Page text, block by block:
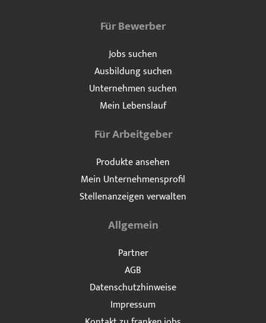
Für Bewerber
Jobs suchen
Ausbildung suchen
Unternehmen suchen
Mein Lebenslauf
Für Arbeitgeber
Produkte ansehen
Mein Unternehmensprofil
Stellenanzeigen verwalten
Allgemein
Partner
AGB
Datenschutzhinweise
Impressum